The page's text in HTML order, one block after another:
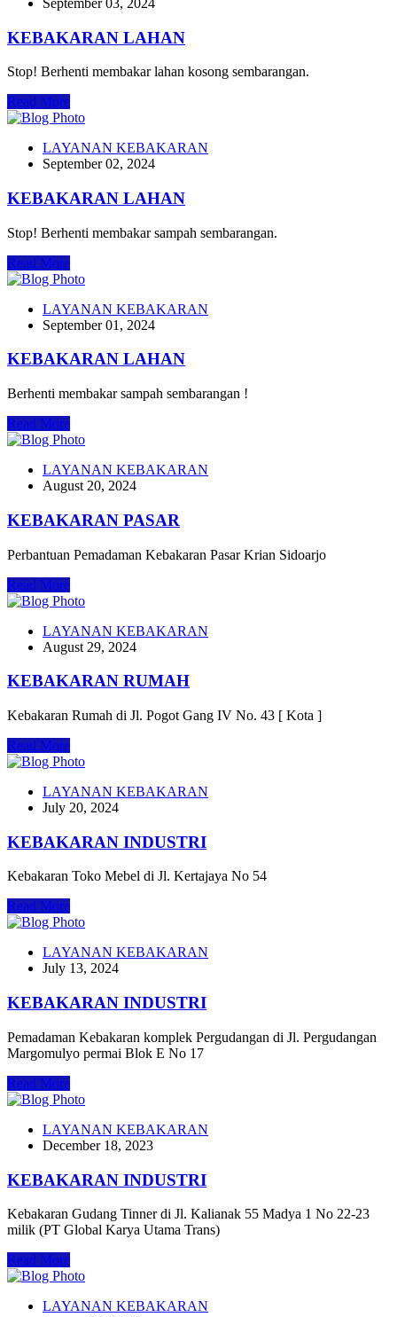
KEBAKARAN LAHAN
Stop! Berhenti membakar lahan kosong sembarangan.
Read More
LAYANAN KEBAKARAN
September 02, 2024
KEBAKARAN LAHAN
Stop! Berhenti membakar sampah sembarangan.
Read More
LAYANAN KEBAKARAN
September 01, 2024
KEBAKARAN LAHAN
Berhenti membakar sampah sembarangan !
Read More
LAYANAN KEBAKARAN
August 20, 2024
KEBAKARAN PASAR
Perbantuan Pemadaman Kebakaran Pasar Krian Sidoarjo
Read More
LAYANAN KEBAKARAN
August 29, 2024
KEBAKARAN RUMAH
Kebakaran Rumah di Jl. Pogot Gang IV No. 43 [ Kota ]
Read More
LAYANAN KEBAKARAN
July 20, 2024
KEBAKARAN INDUSTRI
Kebakaran Toko Mebel di Jl. Kertajaya No 54
Read More
LAYANAN KEBAKARAN
July 13, 2024
KEBAKARAN INDUSTRI
Pemadaman Kebakaran komplek Pergudangan di Jl. Pergudangan
Margomulyo permai Blok E No 17
Read More
LAYANAN KEBAKARAN
December 18, 2023
KEBAKARAN INDUSTRI
Kebakaran Gudang Tinner di Jl. Kalianak 55 Madya 1 No 22-23
milik (PT Global Karya Utama Trans)
Read More
LAYANAN KEBAKARAN